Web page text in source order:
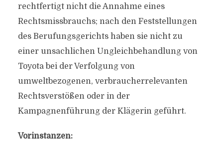
rechtfertigt nicht die Annahme eines
Rechtsmissbrauchs; nach den Feststellungen
des Berufungsgerichts haben sie nicht zu
einer unsachlichen Ungleichbehandlung von
Toyota bei der Verfolgung von
umweltbezogenen, verbraucherrelevanten
Rechtsverstößen oder in der
Kampagnenführung der Klägerin geführt.
Vorinstanzen: